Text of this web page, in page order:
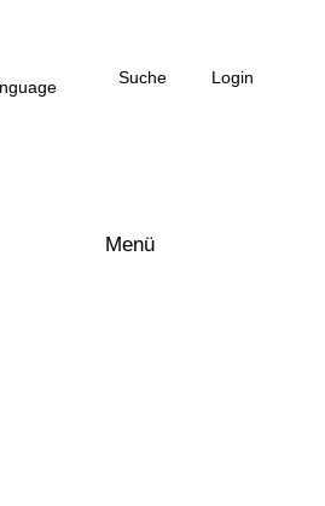
Suche Login
Menü